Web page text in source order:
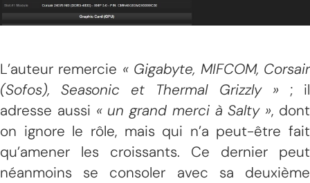
L’auteur remercie « Gigabyte, MIFCOM, Corsair
(Sofos), Seasonic et Thermal Grizzly »; il
adresse aussi « un grand merci à Salty », dont
on ignore le rôle, mais qui n’a peut-être fait
qu’amener les croissants. Ce dernier peut
néanmoins se consoler avec sa deuxième